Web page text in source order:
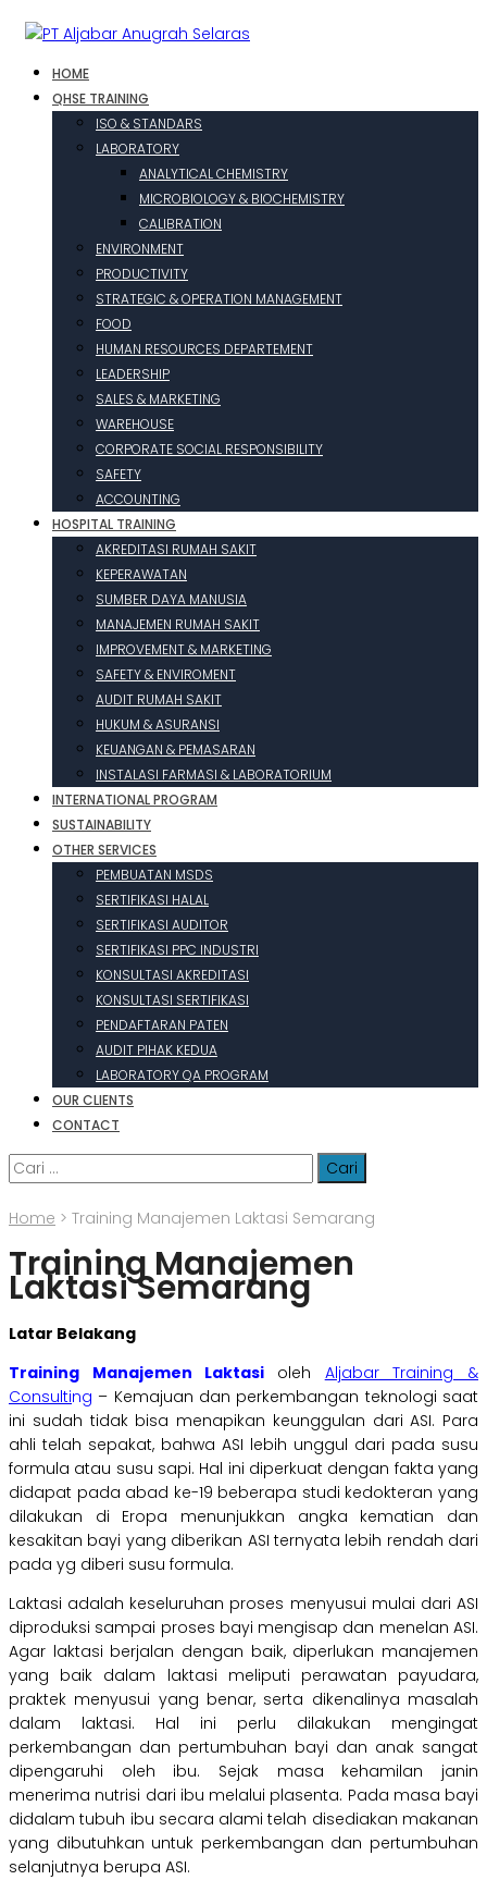
HOME
QHSE TRAINING
ISO & STANDARS
LABORATORY
ANALYTICAL CHEMISTRY
MICROBIOLOGY & BIOCHEMISTRY
CALIBRATION
ENVIRONMENT
PRODUCTIVITY
STRATEGIC & OPERATION MANAGEMENT
FOOD
HUMAN RESOURCES DEPARTEMENT
LEADERSHIP
SALES & MARKETING
WAREHOUSE
CORPORATE SOCIAL RESPONSIBILITY
SAFETY
ACCOUNTING
HOSPITAL TRAINING
AKREDITASI RUMAH SAKIT
KEPERAWATAN
SUMBER DAYA MANUSIA
MANAJEMEN RUMAH SAKIT
IMPROVEMENT & MARKETING
SAFETY & ENVIROMENT
AUDIT RUMAH SAKIT
HUKUM & ASURANSI
KEUANGAN & PEMASARAN
INSTALASI FARMASI & LABORATORIUM
INTERNATIONAL PROGRAM
SUSTAINABILITY
OTHER SERVICES
PEMBUATAN MSDS
SERTIFIKASI HALAL
SERTIFIKASI AUDITOR
SERTIFIKASI PPC INDUSTRI
KONSULTASI AKREDITASI
KONSULTASI SERTIFIKASI
PENDAFTARAN PATEN
AUDIT PIHAK KEDUA
LABORATORY QA PROGRAM
OUR CLIENTS
CONTACT
Cari
untuk:
Home > Training Manajemen Laktasi Semarang
Training Manajemen
Laktasi Semarang
Latar Belakang
Training Manajemen Laktasi
oleh Aljabar Training &
Consulting – Kemajuan dan perkembangan teknologi saat
ini sudah tidak bisa menapikan keunggulan dari ASI. Para
ahli telah sepakat, bahwa ASI lebih unggul dari pada susu
formula atau susu sapi. Hal ini diperkuat dengan fakta yang
didapat pada abad ke-19 beberapa studi kedokteran yang
dilakukan di Eropa menunjukkan angka kematian dan
kesakitan bayi yang diberikan ASI ternyata lebih rendah dari
pada yg diberi susu formula.
Laktasi adalah keseluruhan proses menyusui mulai dari ASI
diproduksi sampai proses bayi mengisap dan menelan ASI.
Agar laktasi berjalan dengan baik, diperlukan manajemen
yang baik dalam laktasi meliputi perawatan payudara,
praktek menyusui yang benar, serta dikenalinya masalah
dalam laktasi. Hal ini perlu dilakukan mengingat
perkembangan dan pertumbuhan bayi dan anak sangat
dipengaruhi oleh ibu. Sejak masa kehamilan janin
menerima nutrisi dari ibu melalui plasenta. Pada masa bayi
didalam tubuh ibu secara alami telah disediakan makanan
yang dibutuhkan untuk perkembangan dan pertumbuhan
selanjutnya berupa ASI.